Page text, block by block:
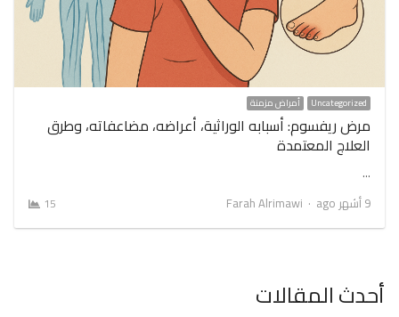
Uncategorized أمراض مزمنة
مرض ريفسوم: أسبابه الوراثية، أعراضه، مضاعفاته، وطرق
العلاج المعتمدة
…
9 أشهر ago
Author
Farah Alrimawi
15
أحدث المقالات